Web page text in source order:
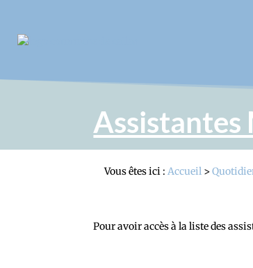
Assistantes
Vous êtes ici : Accueil >
Pour avoir accès à la liste des